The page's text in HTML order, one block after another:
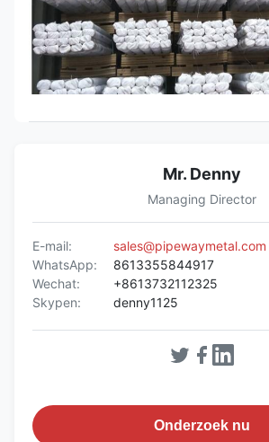
Mr. Denny
Managing Director
E-mail:
sales@pipewaymetal.com
WhatsApp:
8613355844917
Wechat:
+8613732112325
Skypen:
denny1125
Onderzoek nu